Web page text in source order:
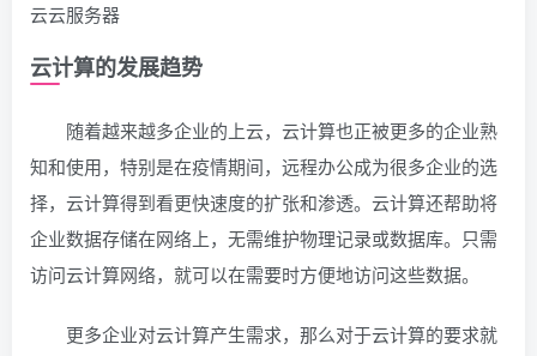
云云服务器
云计算的发展趋势
随着越来越多企业的上云，云计算也正被更多的企业熟
知和使用，特别是在疫情期间，远程办公成为很多企业的选
择，云计算得到看更快速度的扩张和渗透。云计算还帮助将
企业数据存储在网络上，无需维护物理记录或数据库。只需
访问云计算网络，就可以在需要时方便地访问这些数据。
更多企业对云计算产生需求，那么对于云计算的要求就